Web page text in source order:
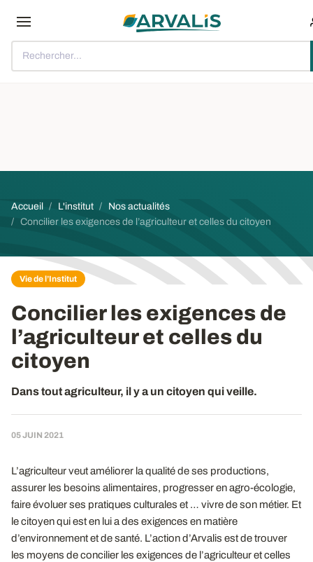
Rechercher...
Fil d'Ariane
Accueil L'institut
Nos actualités
Concilier les exigences de l’agriculteur et celles du citoyen
Vie de l’Institut
Concilier les exigences de
l’agriculteur et celles du
citoyen
Dans tout agriculteur, il y a un citoyen qui veille.
05 JUIN 2021
L’agriculteur veut améliorer la qualité de ses productions,
assurer les besoins alimentaires, progresser en agro-écologie,
faire évoluer ses pratiques culturales et … vivre de son métier. Et
le citoyen qui est en lui a des exigences en matière
d’environnement et de santé. L’action d’Arvalis est de trouver
les moyens de concilier les exigences de l’agriculteur et celles